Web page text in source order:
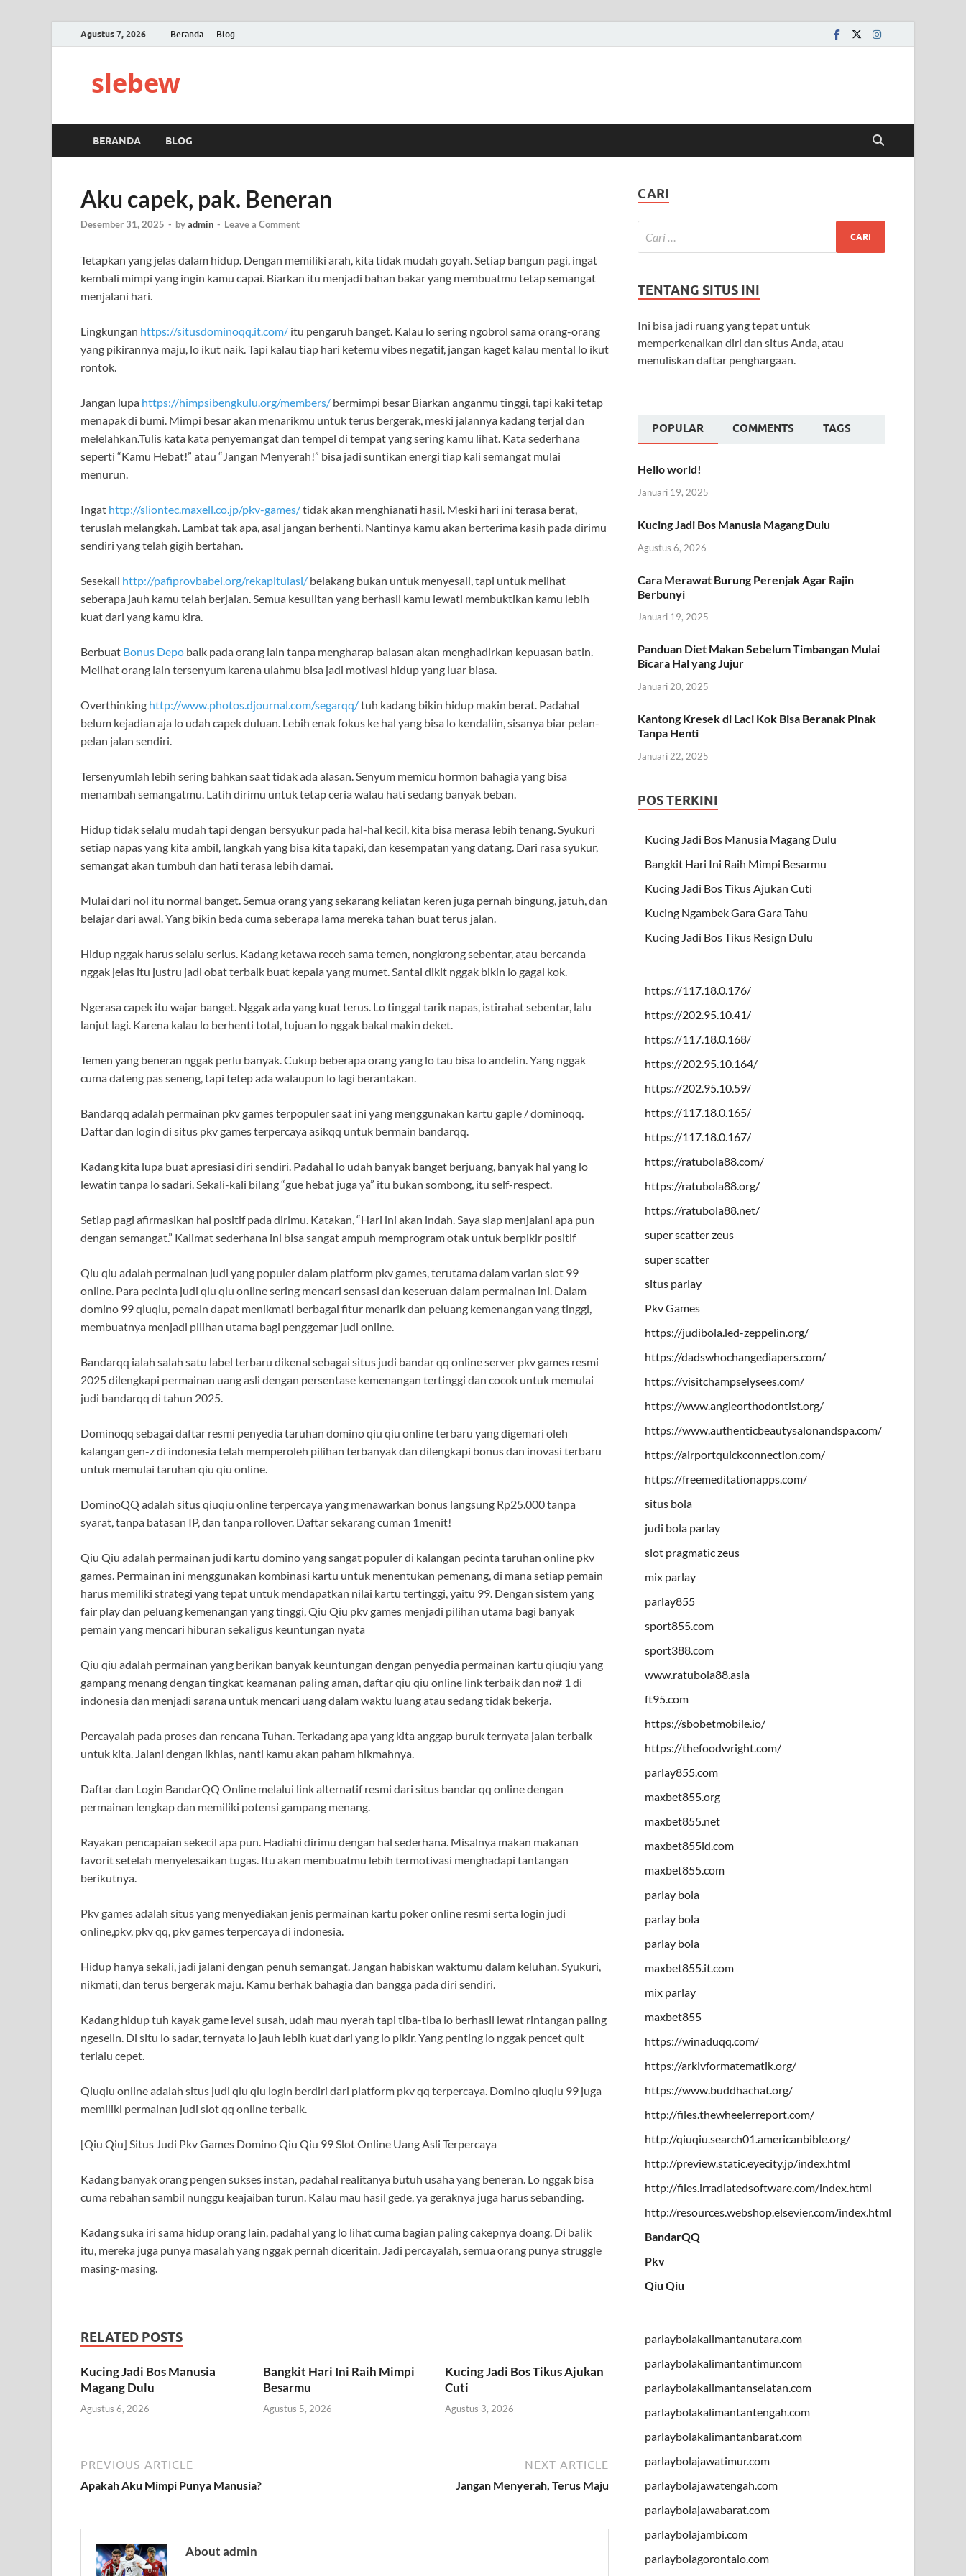
Agustus 7, 2026 Beranda Blog
slebew
BERANDA BLOG
Aku capek, pak. Beneran
Desember 31, 2025 - byadmin - Leave a Comment
Tetapkan yang jelas dalam hidup. Dengan memiliki arah, kita tidak mudah goyah. Setiap bangun pagi, ingat
kembali mimpi yang ingin kamu capai. Biarkan itu menjadi bahan bakar yang membuatmu tetap semangat
menjalani hari.
Lingkungan https://situsdominoqq.it.com/ itu pengaruh banget. Kalau lo sering ngobrol sama orang-orang
yang pikirannya maju, lo ikut naik. Tapi kalau tiap hari ketemu vibes negatif, jangan kaget kalau mental lo ikut
rontok.
Jangan lupa https://himpsibengkulu.org/members/ bermimpi besar Biarkan anganmu tinggi, tapi kaki tetap
menapak di bumi. Mimpi besar akan menarikmu untuk terus bergerak, meski jalannya kadang terjal dan
melelahkan.Tulis kata kata penyemangat dan tempel di tempat yang sering kamu lihat. Kata sederhana
seperti “Kamu Hebat!” atau “Jangan Menyerah!” bisa jadi suntikan energi tiap kali semangat mulai
menurun.
Ingat http://sliontec.maxell.co.jp/pkv-games/tidak akan menghianati hasil. Meski hari ini terasa berat,
teruslah melangkah. Lambat tak apa, asal jangan berhenti. Nantinya kamu akan berterima kasih pada dirimu
sendiri yang telah gigih bertahan.
Sesekali http://pafiprovbabel.org/rekapitulasi/ belakang bukan untuk menyesali, tapi untuk melihat
seberapa jauh kamu telah berjalan. Semua kesulitan yang berhasil kamu lewati membuktikan kamu lebih
kuat dari yang kamu kira.
Berbuat Bonus Depo baik pada orang lain tanpa mengharap balasan akan menghadirkan kepuasan batin.
Melihat orang lain tersenyum karena ulahmu bisa jadi motivasi hidup yang luar biasa.
Overthinking http://www.photos.djournal.com/segarqq/tuh kadang bikin hidup makin berat. Padahal
belum kejadian aja lo udah capek duluan. Lebih enak fokus ke hal yang bisa lo kendaliin, sisanya biar pelan-
pelan jalan sendiri.
Tersenyumlah lebih sering bahkan saat tidak ada alasan. Senyum memicu hormon bahagia yang bisa
menambah semangatmu. Latih dirimu untuk tetap ceria walau hati sedang banyak beban.
Hidup tidak selalu mudah tapi dengan bersyukur pada hal-hal kecil, kita bisa merasa lebih tenang. Syukuri
setiap napas yang kita ambil, langkah yang bisa kita tapaki, dan kesempatan yang datang. Dari rasa syukur,
semangat akan tumbuh dan hati terasa lebih damai.
Mulai dari nol itu normal banget. Semua orang yang sekarang keliatan keren juga pernah bingung, jatuh, dan
belajar dari awal. Yang bikin beda cuma seberapa lama mereka tahan buat terus jalan.
Hidup nggak harus selalu serius. Kadang ketawa receh sama temen, nongkrong sebentar, atau bercanda
nggak jelas itu justru jadi obat terbaik buat kepala yang mumet. Santai dikit nggak bikin lo gagal kok.
Ngerasa capek itu wajar banget. Nggak ada yang kuat terus. Lo tinggal tarik napas, istirahat sebentar, lalu
lanjut lagi. Karena kalau lo berhenti total, tujuan lo nggak bakal makin deket.
Temen yang beneran nggak perlu banyak. Cukup beberapa orang yang lo tau bisa lo andelin. Yang nggak
cuma dateng pas seneng, tapi tetep ada walaupun lo lagi berantakan.
Bandarqq adalah permainan pkv games terpopuler saat ini yang menggunakan kartu gaple / dominoqq.
Daftar dan login di situs pkv games terpercaya asikqq untuk bermain bandarqq.
Kadang kita lupa buat apresiasi diri sendiri. Padahal lo udah banyak banget berjuang, banyak hal yang lo
lewatin tanpa lo sadari. Sekali-kali bilang “gue hebat juga ya” itu bukan sombong, itu self-respect.
Setiap pagi afirmasikan hal positif pada dirimu. Katakan, “Hari ini akan indah. Saya siap menjalani apa pun
dengan semangat.” Kalimat sederhana ini bisa sangat ampuh memprogram otak untuk berpikir positif
Qiu qiu adalah permainan judi yang populer dalam platform pkv games, terutama dalam varian slot 99
online. Para pecinta judi qiu qiu online sering mencari sensasi dan keseruan dalam permainan ini. Dalam
domino 99 qiuqiu, pemain dapat menikmati berbagai fitur menarik dan peluang kemenangan yang tinggi,
membuatnya menjadi pilihan utama bagi penggemar judi online.
Bandarqq ialah salah satu label terbaru dikenal sebagai situs judi bandar qq online server pkv games resmi
2025 dilengkapi permainan uang asli dengan persentase kemenangan tertinggi dan cocok untuk memulai
judi bandarqq di tahun 2025.
Dominoqq sebagai daftar resmi penyedia taruhan domino qiu qiu online terbaru yang digemari oleh
kalangan gen-z di indonesia telah memperoleh pilihan terbanyak dan dilengkapi bonus dan inovasi terbaru
untuk memulai taruhan qiu qiu online.
DominoQQ adalah situs qiuqiu online terpercaya yang menawarkan bonus langsung Rp25.000 tanpa
syarat, tanpa batasan IP, dan tanpa rollover. Daftar sekarang cuman 1menit!
Qiu Qiu adalah permainan judi kartu domino yang sangat populer di kalangan pecinta taruhan online pkv
games. Permainan ini menggunakan kombinasi kartu untuk menentukan pemenang, di mana setiap pemain
harus memiliki strategi yang tepat untuk mendapatkan nilai kartu tertinggi, yaitu 99. Dengan sistem yang
fair play dan peluang kemenangan yang tinggi, Qiu Qiu pkv games menjadi pilihan utama bagi banyak
pemain yang mencari hiburan sekaligus keuntungan nyata
Qiu qiu adalah permainan yang berikan banyak keuntungan dengan penyedia permainan kartu qiuqiu yang
gampang menang dengan tingkat keamanan paling aman, daftar qiu qiu online link terbaik dan no# 1 di
indonesia dan menjadi sarana untuk mencari uang dalam waktu luang atau sedang tidak bekerja.
Percayalah pada proses dan rencana Tuhan. Terkadang apa yang kita anggap buruk ternyata jalan terbaik
untuk kita. Jalani dengan ikhlas, nanti kamu akan paham hikmahnya.
Daftar dan Login BandarQQ Online melalui link alternatif resmi dari situs bandar qq online dengan
permainan lengkap dan memiliki potensi gampang menang.
Rayakan pencapaian sekecil apa pun. Hadiahi dirimu dengan hal sederhana. Misalnya makan makanan
favorit setelah menyelesaikan tugas. Itu akan membuatmu lebih termotivasi menghadapi tantangan
berikutnya.
Pkv games adalah situs yang menyediakan jenis permainan kartu poker online resmi serta login judi
online,pkv, pkv qq, pkv games terpercaya di indonesia.
Hidup hanya sekali, jadi jalani dengan penuh semangat. Jangan habiskan waktumu dalam keluhan. Syukuri,
nikmati, dan terus bergerak maju. Kamu berhak bahagia dan bangga pada diri sendiri.
Kadang hidup tuh kayak game level susah, udah mau nyerah tapi tiba-tiba lo berhasil lewat rintangan paling
ngeselin. Di situ lo sadar, ternyata lo jauh lebih kuat dari yang lo pikir. Yang penting lo nggak pencet quit
terlalu cepet.
Qiuqiu online adalah situs judi qiu qiu login berdiri dari platform pkv qq terpercaya. Domino qiuqiu 99 juga
memiliki permainan judi slot qq online terbaik.
[Qiu Qiu] Situs Judi Pkv Games Domino Qiu Qiu 99 Slot Online Uang Asli Terpercaya
Kadang banyak orang pengen sukses instan, padahal realitanya butuh usaha yang beneran. Lo nggak bisa
cuma rebahan sambil nunggu keajaiban turun. Kalau mau hasil gede, ya geraknya juga harus sebanding.
Kadang suka iri sama hidup orang lain, padahal yang lo lihat cuma bagian paling cakepnya doang. Di balik
itu, mereka juga punya masalah yang nggak pernah diceritain. Jadi percayalah, semua orang punya struggle
masing-masing.
RELATED POSTS
Kucing Jadi Bos Manusia
Magang Dulu
Agustus 6, 2026
Bangkit Hari Ini Raih Mimpi
Besarmu
Agustus 5, 2026
Kucing Jadi Bos Tikus Ajukan
Cuti
Agustus 3, 2026
PREVIOUS ARTICLE
Apakah Aku Mimpi Punya Manusia?
NEXT ARTICLE
Jangan Menyerah, Terus Maju
About admin
CARI
TENTANG SITUS INI
Ini bisa jadi ruang yang tepat untuk
memperkenalkan diri dan situs Anda, atau
menuliskan daftar penghargaan.
POPULAR COMMENTS TAGS
Hello world!
Januari 19, 2025
Kucing Jadi Bos Manusia Magang Dulu
Agustus 6, 2026
Cara Merawat Burung Perenjak Agar Rajin
Berbunyi
Januari 19, 2025
Panduan Diet Makan Sebelum Timbangan Mulai
Bicara Hal yang Jujur
Januari 20, 2025
Kantong Kresek di Laci Kok Bisa Beranak Pinak
Tanpa Henti
Januari 22, 2025
POS TERKINI
Kucing Jadi Bos Manusia Magang Dulu
Bangkit Hari Ini Raih Mimpi Besarmu
Kucing Jadi Bos Tikus Ajukan Cuti
Kucing Ngambek Gara Gara Tahu
Kucing Jadi Bos Tikus Resign Dulu
https://117.18.0.176/
https://202.95.10.41/
https://117.18.0.168/
https://202.95.10.164/
https://202.95.10.59/
https://117.18.0.165/
https://117.18.0.167/
https://ratubola88.com/
https://ratubola88.org/
https://ratubola88.net/
super scatter zeus
super scatter
situs parlay
Pkv Games
https://judibola.led-zeppelin.org/
https://dadswhochangediapers.com/
https://visitchampselysees.com/
https://www.angleorthodontist.org/
https://www.authenticbeautysalonandspa.com/
https://airportquickconnection.com/
https://freemeditationapps.com/
situs bola
judi bola parlay
slot pragmatic zeus
mix parlay
parlay855
sport855.com
sport388.com
www.ratubola88.asia
ft95.com
https://sbobetmobile.io/
https://thefoodwright.com/
parlay855.com
maxbet855.org
maxbet855.net
maxbet855id.com
maxbet855.com
parlay bola
parlay bola
parlay bola
maxbet855.it.com
mix parlay
maxbet855
https://winaduqq.com/
https://arkivformatematik.org/
https://www.buddhachat.org/
http://files.thewheelerreport.com/
http://qiuqiu.search01.americanbible.org/
http://preview.static.eyecity.jp/index.html
http://files.irradiatedsoftware.com/index.html
http://resources.webshop.elsevier.com/index.html
BandarQQ
Pkv
Qiu Qiu
parlaybolakalimantanutara.com
parlaybolakalimantantimur.com
parlaybolakalimantanselatan.com
parlaybolakalimantantengah.com
parlaybolakalimantanbarat.com
parlaybolajawatimur.com
parlaybolajawatengah.com
parlaybolajawabarat.com
parlaybolajambi.com
parlaybolagorontalo.com